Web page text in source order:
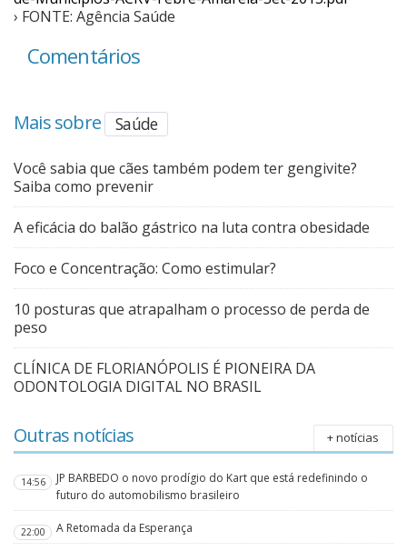
› FONTE: Agência Saúde
Comentários
Mais sobre Saúde
Você sabia que cães também podem ter gengivite?
Saiba como prevenir
A eficácia do balão gástrico na luta contra obesidade
Foco e Concentração: Como estimular?
10 posturas que atrapalham o processo de perda de
peso
CLÍNICA DE FLORIANÓPOLIS É PIONEIRA DA
ODONTOLOGIA DIGITAL NO BRASIL
Outras notícias + notícias
14:56
JP BARBEDO o novo prodígio do Kart que está redefinindo o
futuro do automobilismo brasileiro
22:00 A Retomada da Esperança